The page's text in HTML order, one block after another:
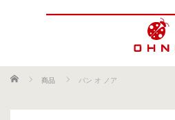
ホーム 商品 パン オ ノア